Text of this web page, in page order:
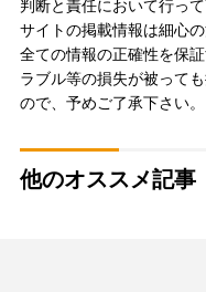
判断と責任において行っ
サイトの掲載情報は細心
全ての情報の正確性を保
ラブル等の損失が被って
ので、予めご了承下さい。
他のオススメ記事